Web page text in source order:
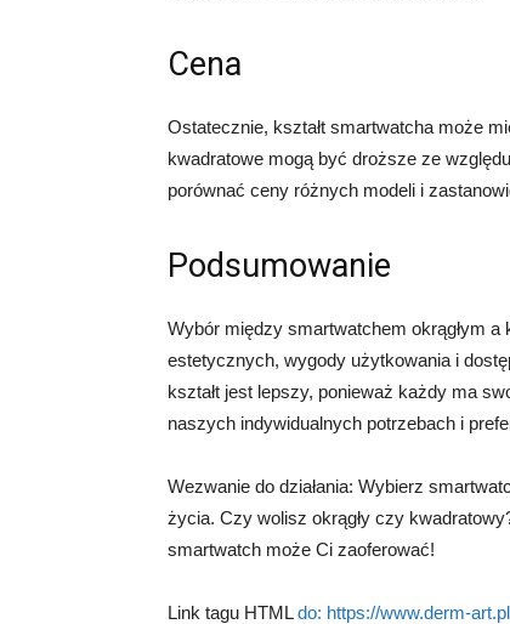
Cena
Ostatecznie, kształt smartwatcha może
kwadratowe mogą być droższe ze
porównać ceny różnych modeli i
Podsumowanie
Wybór między smartwatchem okrągłym
estetycznych, wygody użytkowania i
kształt jest lepszy, ponieważ każdy ma
naszych indywidualnych potrzebach i
Wezwanie do działania: Wybierz
życia. Czy wolisz okrągły czy
smartwatch może Ci zaoferować!
Link tagu HTMLdo: https://www.derm-